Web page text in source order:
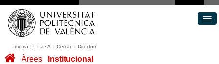
Idioma I a ·A I CercarI Directori
Conjunts de dades
Àrees Institucional